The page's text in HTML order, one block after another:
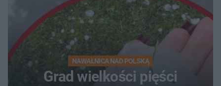
NAWAŁNICA NAD POLSKĄ
Grad wielkości pięści